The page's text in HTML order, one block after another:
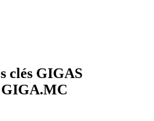
clés GIGAS
GIGA.MC